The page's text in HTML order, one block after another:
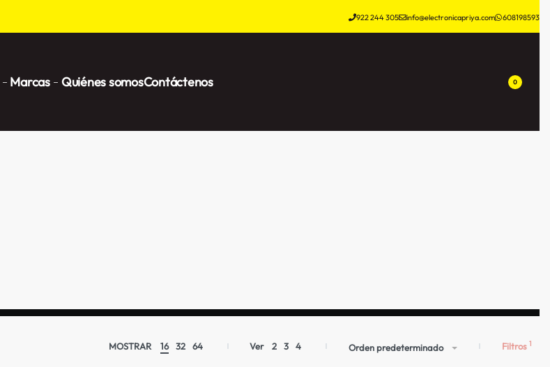
922 244 305 info@electronicapriya.com 608198593
Marcas Quiénes somosContáctenos 0
MOSTRAR 16 32 64 Ver 2 3 4 Orden predeterminado Filtros